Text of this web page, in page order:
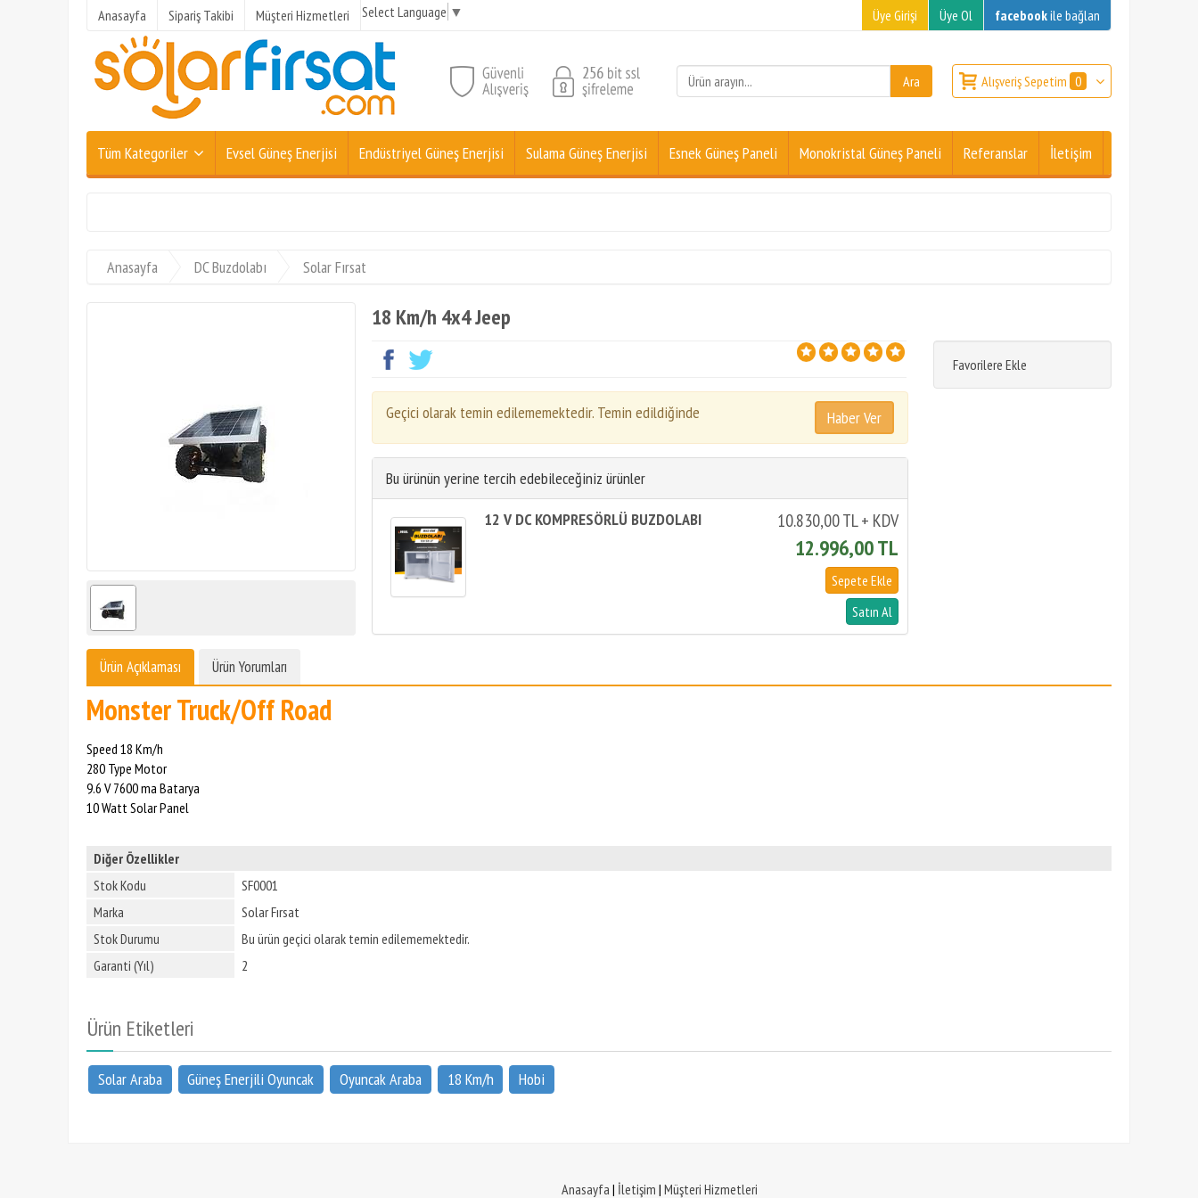
Anasayfa Sipariş Takibi Müşteri Hizmetleri Select Language ▼ Üye Girişi Üye Ol facebookile bağlan
Alışveriş Sepetim 0
Tüm Kategoriler Evsel Güneş Enerjisi Endüstriyel Güneş Enerjisi Sulama Güneş Enerjisi Esnek Güneş Paneli Monokristal Güneş Paneli Referanslar İletişim
Anasayfa DC Buzdolabı Solar Fırsat
18 Km/h 4x4 Jeep
Favorilere Ekle
Geçici olarak temin edilememektedir. Temin edildiğinde
Bu ürünün yerine tercih edebileceğiniz ürünler
12 V DC KOMPRESÖRLÜ BUZDOLABI
10.830,00 TL + KDV
12.996,00 TL
Ürün Açıklaması Ürün Yorumları
Monster Truck/Off Road
Speed 18 Km/h
280 Type Motor
9.6 V 7600 ma Batarya
10 Watt Solar Panel
Diğer Özellikler
Stok Kodu
SF0001
Marka
Solar Fırsat
Stok Durumu
Bu ürün geçici olarak temin edilememektedir.
Garanti (Yıl)
2
Ürün Etiketleri
Solar Araba Güneş Enerjili Oyuncak Oyuncak Araba 18 Km/h Hobi
Anasayfa | İletişim | Müşteri Hizmetleri